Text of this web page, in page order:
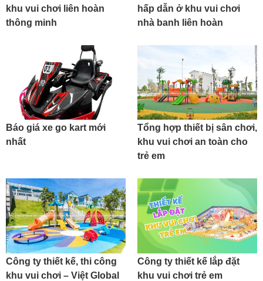
khu vui chơi liên hoàn
thông minh
hấp dẫn ở khu vui chơi
nhà banh liên hoàn
Báo giá xe go kart mới
nhất
Tổng hợp thiết bị sân chơi,
khu vui chơi an toàn cho
trẻ em
Công ty thiết kế, thi công
khu vui chơi – Việt Global
Công ty thiết kế lắp đặt
khu vui chơi trẻ em